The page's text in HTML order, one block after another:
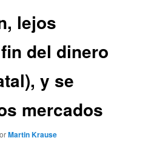
lejos
del dinero
y se
mercados
Martin Krause